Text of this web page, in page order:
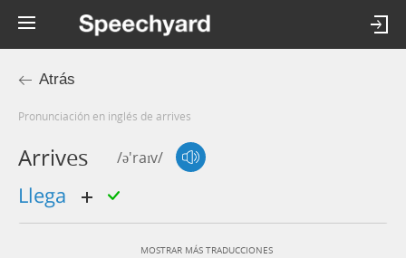
Atrás
Pronunciación en inglés de arrives
Arrives /ə'raɪv/
llega
MOSTRAR MÁS TRADUCCIONES